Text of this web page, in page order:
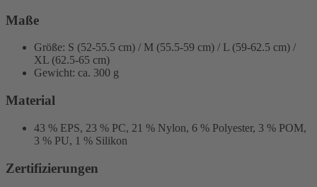
Maße
Größe: S (52-55.5 cm) / M (55.5-59 cm) / L (59-62.5 cm) /
XL (62.5-65 cm)
Gewicht: ca. 300 g
Material
43 % EPS, 23 % PC, 21 % Nylon, 6 % Polyester, 3 % POM,
3 % PU, 1 % Silikon
Zertifizierungen